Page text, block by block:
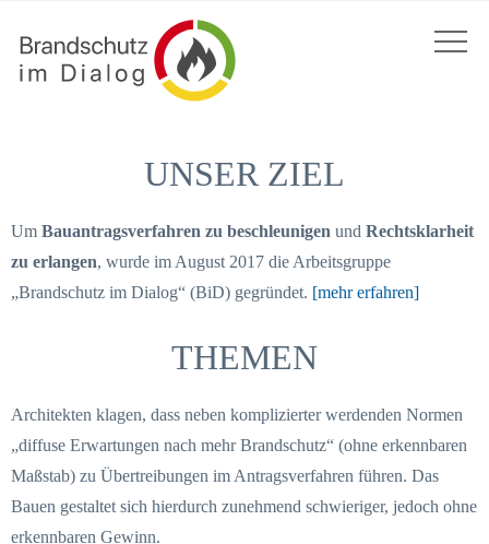
UNSER ZIEL
Um Bauantragsverfahren zu beschleunigen und Rechtsklarheit
zu erlangen, wurde im August 2017 die Arbeitsgruppe
„Brandschutz im Dialog“ (BiD) gegründet. [mehr erfahren]
THEMEN
Architekten klagen, dass neben komplizierter werdenden Normen
„diffuse Erwartungen nach mehr Brandschutz“ (ohne erkennbaren
Maßstab) zu Übertreibungen im Antragsverfahren führen. Das
Bauen gestaltet sich hierdurch zunehmend schwieriger, jedoch ohne
erkennbaren Gewinn.